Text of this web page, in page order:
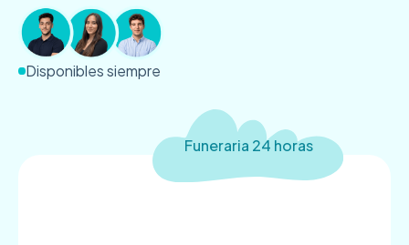
Disponibles siempre
Funeraria 24 horas